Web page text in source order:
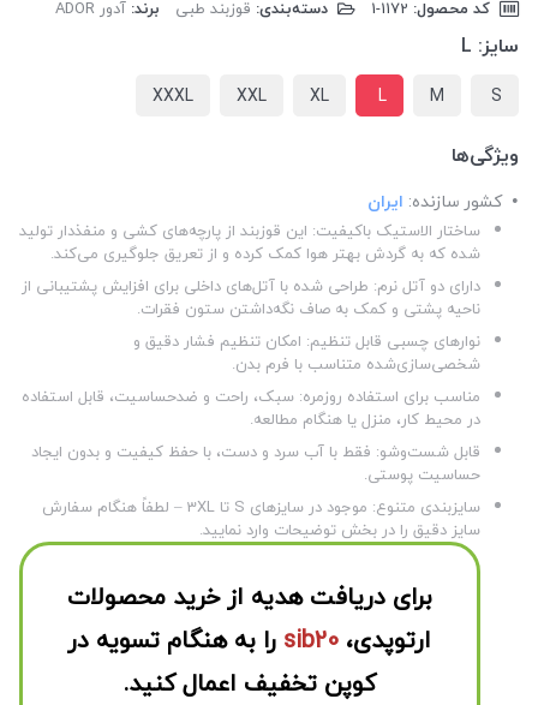
کد محصول: دسته‌بندی: قوزبند طبی برند: آدور ADOR
سایز: L
S
M
L
XL
XXL
XXXL
ویژگی‌ها
کشور سازنده: ایران
ساختار الاستیک باکیفیت: این قوزبند از پارچه‌های کشی و منفذدار تولید
شده که به گردش بهتر هوا کمک کرده و از تعریق جلوگیری می‌کند.
دارای دو آتل نرم: طراحی شده با آتل‌های داخلی برای افزایش پشتیبانی از
ناحیه پشتی و کمک به صاف نگه‌داشتن ستون فقرات.
نوارهای چسبی قابل تنظیم: امکان تنظیم فشار دقیق و
شخصی‌سازی‌شده متناسب با فرم بدن.
مناسب برای استفاده روزمره: سبک، راحت و ضدحساسیت، قابل استفاده
در محیط کار، منزل یا هنگام مطالعه.
قابل شست‌وشو: فقط با آب سرد و دست، با حفظ کیفیت و بدون ایجاد
حساسیت پوستی.
سایزبندی متنوع: موجود در سایزهای S تا 3XL – لطفاً هنگام سفارش
سایز دقیق را در بخش توضیحات وارد نمایید.
برای دریافت هدیه از خرید محصولات
ارتوپدی، sib20 را به هنگام تسویه در
کوپن تخفیف اعمال کنید.